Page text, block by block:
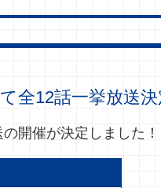
全12話一挙放送
開催が決定しました！